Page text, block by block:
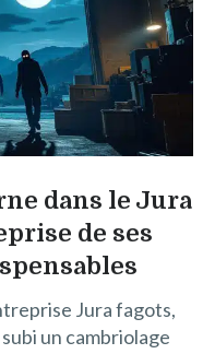
dans le Jura
de ses
Jura fagots,
un cambriolage